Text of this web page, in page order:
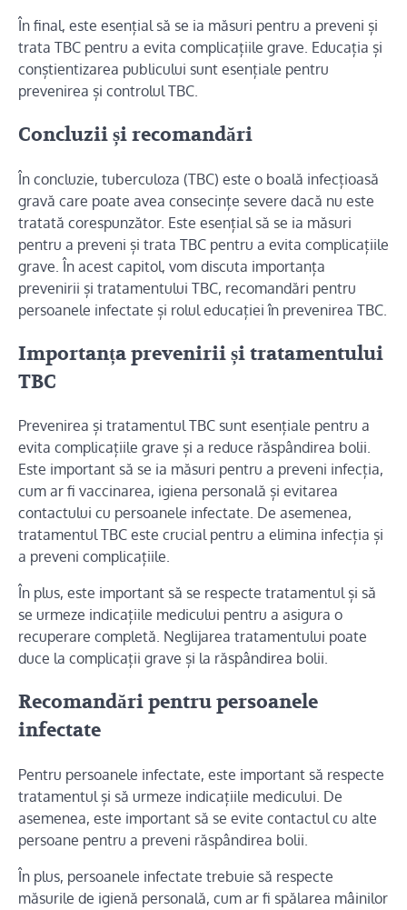
În final, este esențial să se ia măsuri pentru a preveni și
trata TBC pentru a evita complicațiile grave. Educația și
conștientizarea publicului sunt esențiale pentru
prevenirea și controlul TBC.
Concluzii și recomandări
În concluzie, tuberculoza (TBC) este o boală infecțioasă
gravă care poate avea consecințe severe dacă nu este
tratată corespunzător. Este esențial să se ia măsuri
pentru a preveni și trata TBC pentru a evita complicațiile
grave. În acest capitol, vom discuta importanța
prevenirii și tratamentului TBC, recomandări pentru
persoanele infectate și rolul educației în prevenirea TBC.
Importanța prevenirii și tratamentului
TBC
Prevenirea și tratamentul TBC sunt esențiale pentru a
evita complicațiile grave și a reduce răspândirea bolii.
Este important să se ia măsuri pentru a preveni infecția,
cum ar fi vaccinarea, igiena personală și evitarea
contactului cu persoanele infectate. De asemenea,
tratamentul TBC este crucial pentru a elimina infecția și
a preveni complicațiile.
În plus, este important să se respecte tratamentul și să
se urmeze indicațiile medicului pentru a asigura o
recuperare completă. Neglijarea tratamentului poate
duce la complicații grave și la răspândirea bolii.
Recomandări pentru persoanele
infectate
Pentru persoanele infectate, este important să respecte
tratamentul și să urmeze indicațiile medicului. De
asemenea, este important să se evite contactul cu alte
persoane pentru a preveni răspândirea bolii.
În plus, persoanele infectate trebuie să respecte
măsurile de igienă personală, cum ar fi spălarea mâinilor